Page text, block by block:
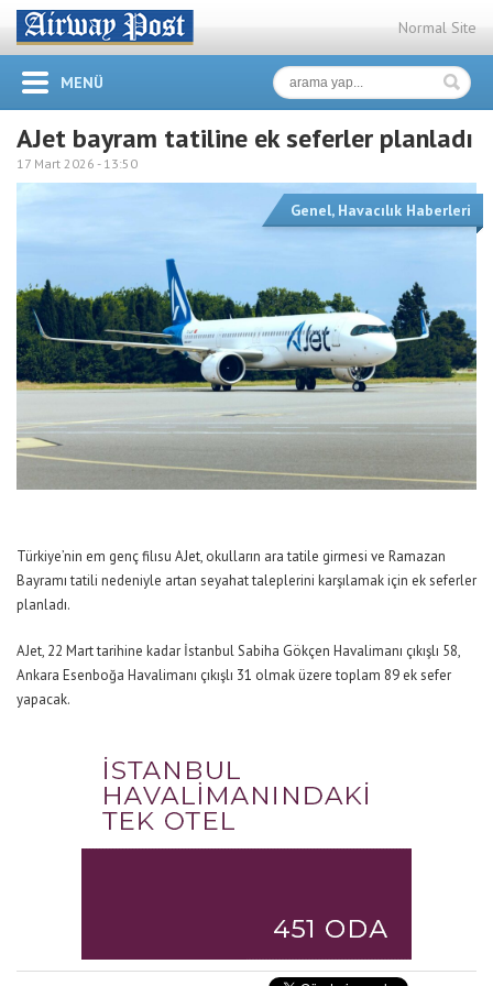
Normal Site
MENÜ
AJet bayram tatiline ek seferler planladı
17 Mart 2026 - 13:50
Genel, Havacılık Haberleri
Türkiye’nin em genç filısu AJet, okulların ara tatile girmesi ve Ramazan
Bayramı tatili nedeniyle artan seyahat taleplerini karşılamak için ek seferler
planladı.
AJet, 22 Mart tarihine kadar İstanbul Sabiha Gökçen Havalimanı çıkışlı 58,
Ankara Esenboğa Havalimanı çıkışlı 31 olmak üzere toplam 89 ek sefer
yapacak.